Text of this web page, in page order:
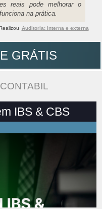
reais pode melhorar o
na prática.
Auditoria: interna e externa
GRÁTIS
IBS & CBS